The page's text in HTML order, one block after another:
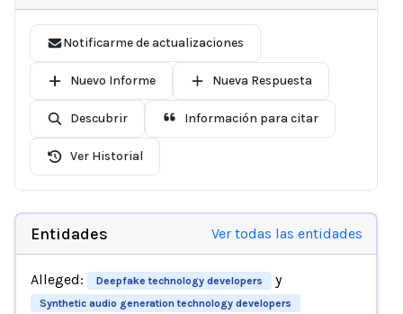
Notificarme de actualizaciones
Nuevo Informe Nueva Respuesta
Descubrir Información para citar
Ver Historial
Entidades Ver todas las entidades
Alleged: Deepfake technology developers y
Synthetic audio generation technology developers